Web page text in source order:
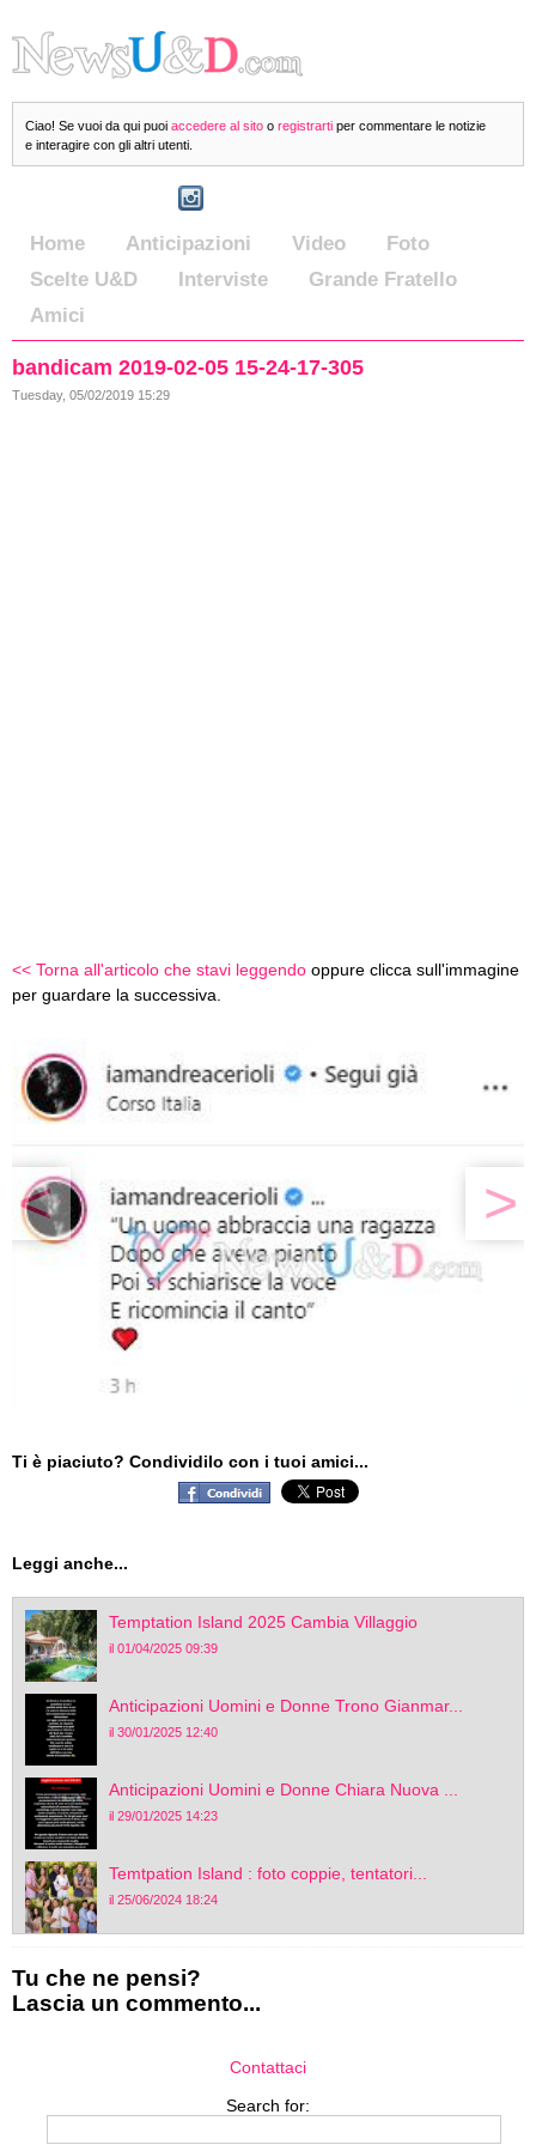
Ciao! Se vuoi da qui puoi accedere al sito o registrarti per commentare le notizie
e interagire con gli altri utenti.
Home Anticipazioni Video
Foto
Scelte U&D
Interviste
Grande Fratello
Amici
bandicam 2019-02-05 15-24-17-305
Tuesday, 05/02/2019 15:29
<< Torna all'articolo che stavi leggendo oppure clicca sull'immagine
per guardare la successiva.
< >
Ti è piaciuto? Condividilo con i tuoi amici...
Leggi anche...
Temptation Island 2025 Cambia Villaggio
il 01/04/2025 09:39
Anticipazioni Uomini e Donne Trono Gianmar...
il 30/01/2025 12:40
Anticipazioni Uomini e Donne Chiara Nuova ...
il 29/01/2025 14:23
Temtpation Island : foto coppie, tentatori...
il 25/06/2024 18:24
Tu che ne pensi?
Lascia un commento...
Contattaci
Search for: